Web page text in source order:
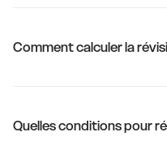
Comment calculer la
Quelles conditions pour